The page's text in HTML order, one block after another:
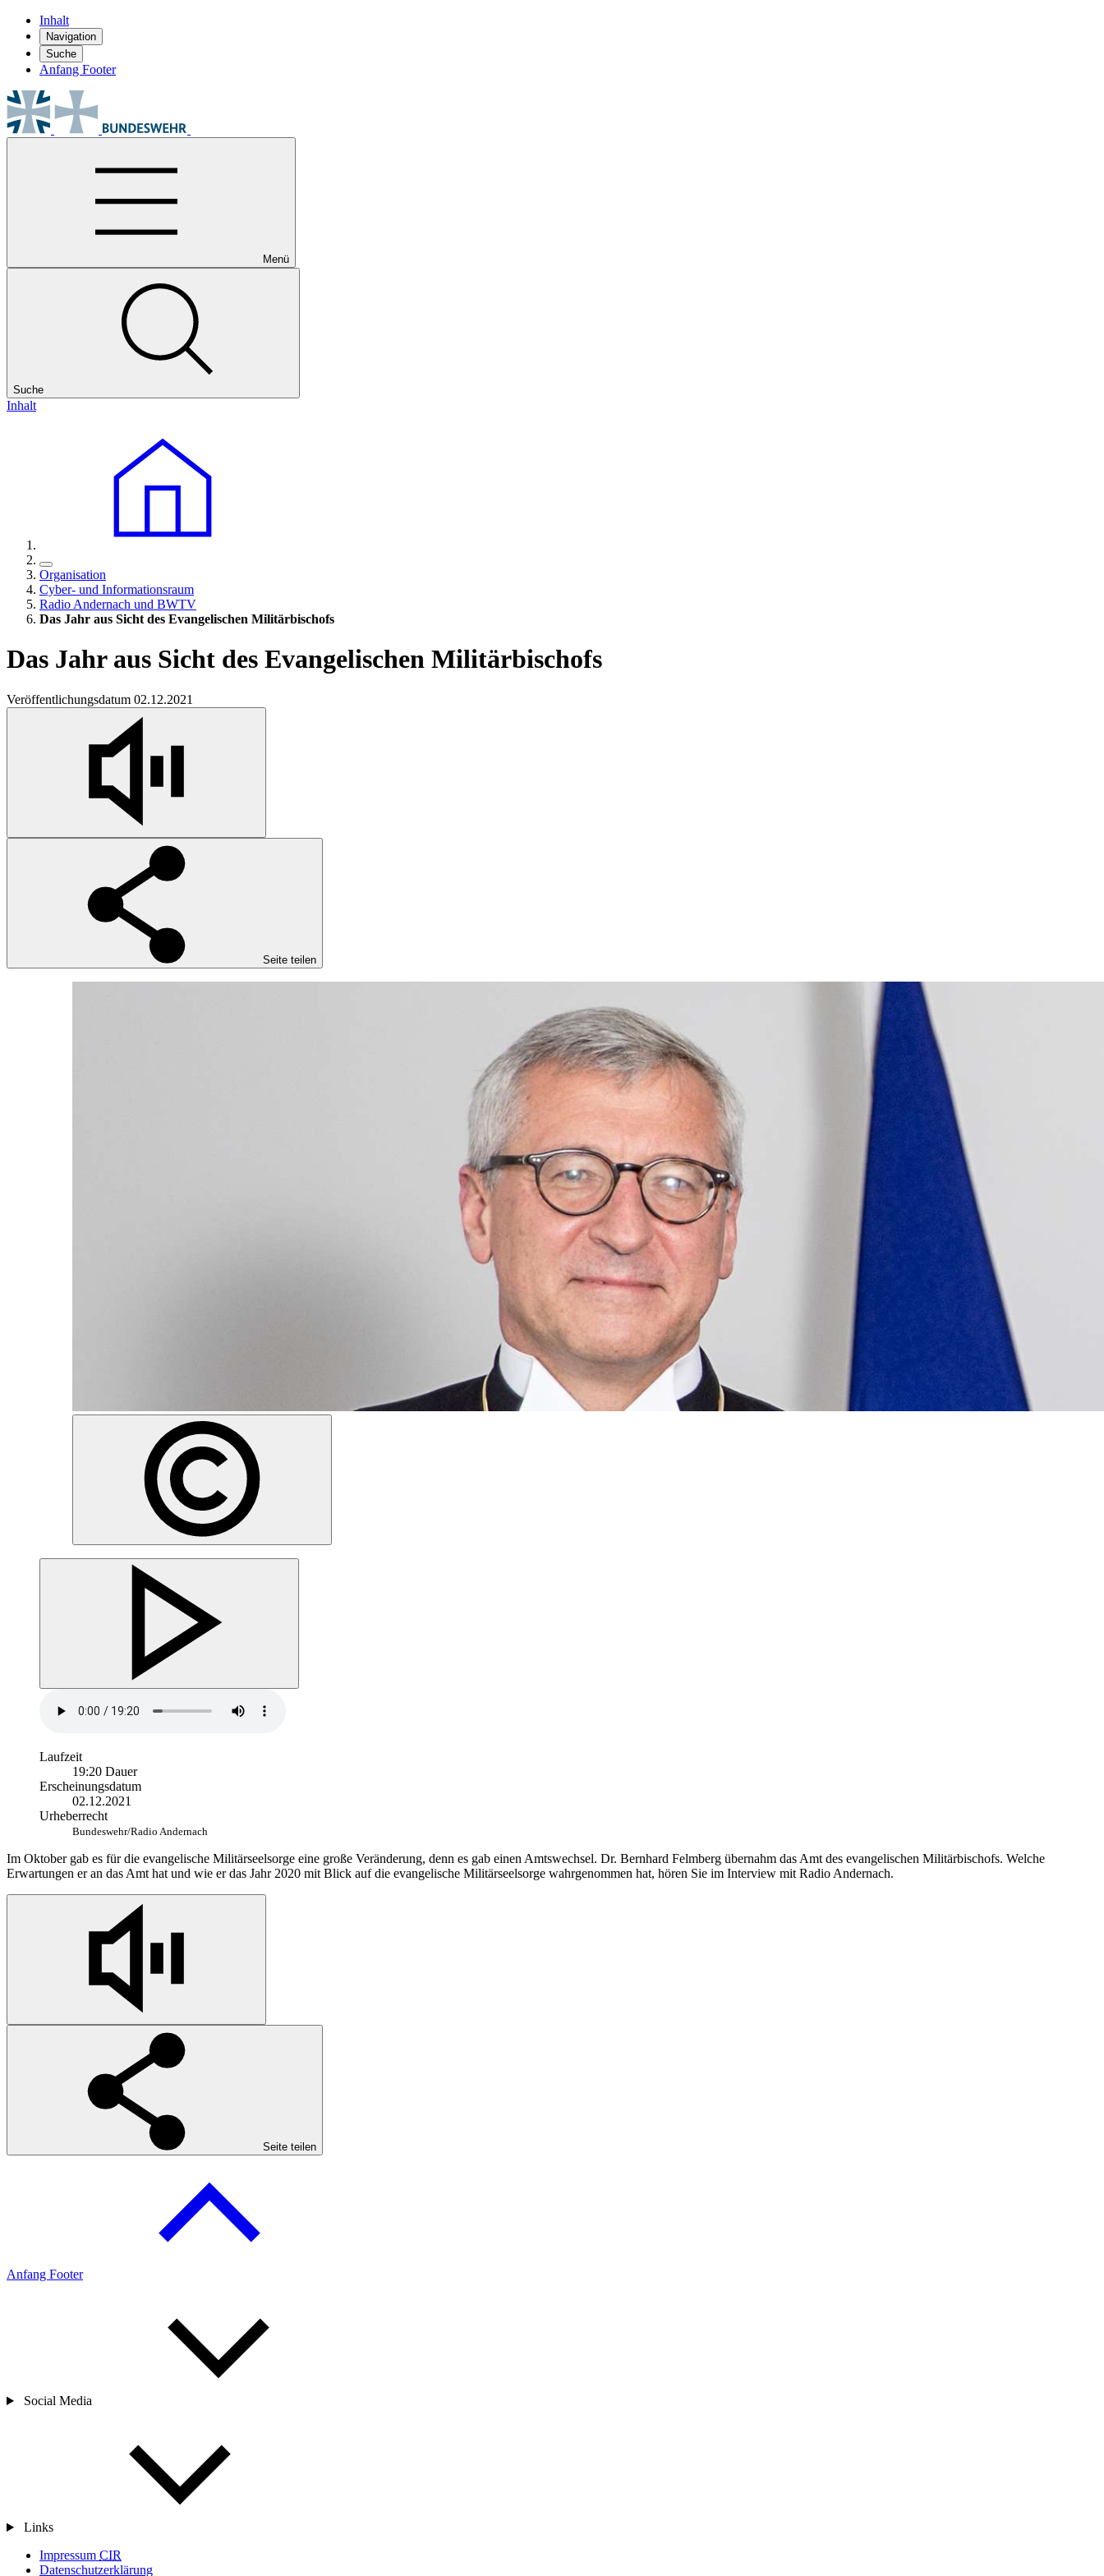
Inhalt
Navigation
Suche
Anfang Footer
Menü
Suche
Inhalt
Organisation
Cyber- und Informationsraum
Radio Andernach und BWTV
Das Jahr aus Sicht des Evangelischen Militärbischofs
Das Jahr aus Sicht des Evangelischen Militärbischofs
Veröffentlichungsdatum 02.12.2021
Seite teilen
Laufzeit
19:20 Dauer
Erscheinungsdatum
02.12.2021
Urheberrecht
Bundeswehr/Radio Andernach
Im Oktober gab es für die evangelische Militärseelsorge eine große Veränderung, denn es gab einen Amtswechsel. Dr. Bernhard Felmberg übernahm das Amt des evangelischen Militärbischofs. Welche
Erwartungen er an das Amt hat und wie er das Jahr 2020 mit Blick auf die evangelische Militärseelsorge wahrgenommen hat, hören Sie im Interview mit Radio Andernach.
Seite teilen
Anfang Footer
Social Media
Links
Impressum CIR
Datenschutzerklärung